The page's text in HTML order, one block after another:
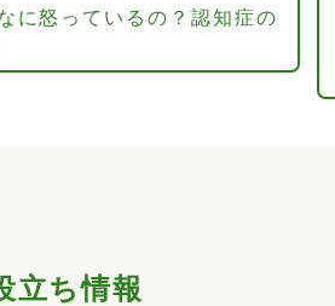
に怒っているの？認知症の
立ち情報